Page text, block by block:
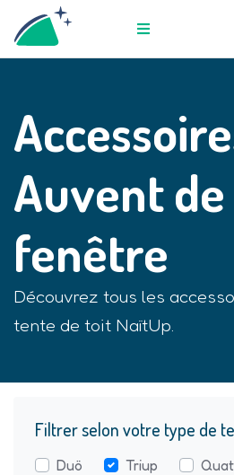
Auvent de
fenêtre
Découvrez tous les
tente de toit NaïtUp.
Filtrer selon votre type de
Duö Triup